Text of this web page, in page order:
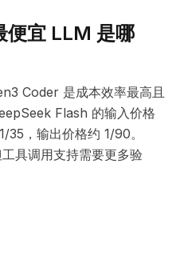
便宜 LLM 是哪
Coder 是成本效率最高且
Flash 的输入价格
，输出价格约 1/90。
具调用支持需要更多验